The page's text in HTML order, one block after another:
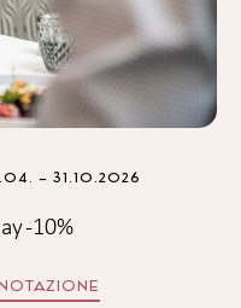
– 31.10.2026
-10%